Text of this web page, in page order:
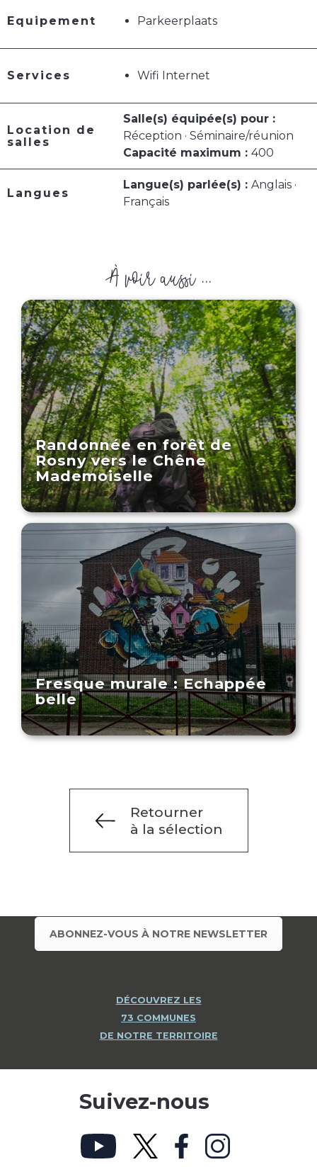
Equipement Parkeerplaats
Services Wifi Internet
Location de
salles
Salle(s) équipée(s) pour :
Réception · Séminaire/réunion
Capacité maximum : 400
Langues
Langue(s) parlée(s) : Anglais ·
Français
À voir aussi ...
Randonnée en forêt de
Rosny vers le Chêne
Mademoiselle
Fresque murale : Echappée
belle
Retourner
à la sélection
ABONNEZ-VOUS À NOTRE NEWSLETTER
DÉCOUVREZ LES
73 COMMUNES
DE NOTRE TERRITOIRE
Suivez-nous